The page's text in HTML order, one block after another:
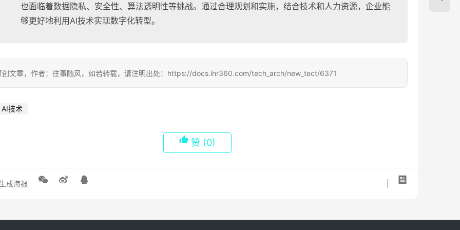
也面临着数据隐私、安全性、算法透明性等挑战。通过合理规划和实施，结合技术和人力资源，企业能
够更好地利用AI技术实现数字化转型。
创文章，作者：往事随风，如若转载，请注明出处：https://docs.ihr360.com/tech_arch/new_tect/6371
AI技术
赞 (0)
成海报